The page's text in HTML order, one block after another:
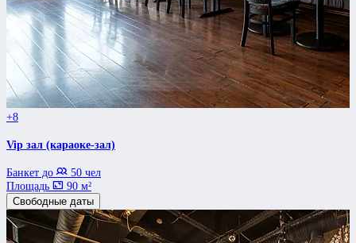
+8
Vip зал (караоке-зал)
Банкет до
50 чел
Площадь
90 м²
Свободные даты